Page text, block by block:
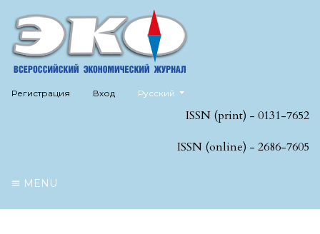
Регистрация Вход Русский
ISSN (print) - 0131-7652
ISSN (online) - 2686-7605
MENU